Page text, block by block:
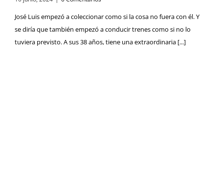
José Luis empezó a coleccionar como si la cosa no fuera con él. Y
se diría que también empezó a conducir trenes como si no lo
tuviera previsto. A sus 38 años, tiene una extraordinaria [...]